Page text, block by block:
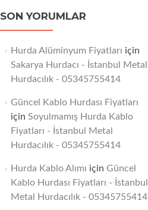
SON YORUMLAR
Hurda Alüminyum Fiyatları için
Sakarya Hurdacı - İstanbul Metal
Hurdacılık - 05345755414
Güncel Kablo Hurdası Fiyatları
için Soyulmamış Hurda Kablo
Fiyatları - İstanbul Metal
Hurdacılık - 05345755414
Hurda Kablo Alımı için Güncel
Kablo Hurdası Fiyatları - İstanbul
Metal Hurdacılık - 05345755414